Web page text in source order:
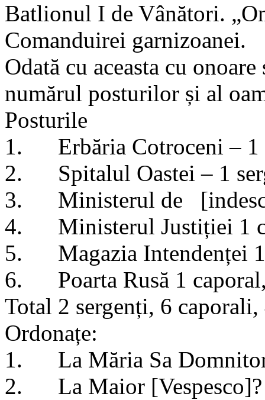
Batlionul I de Vânători.
Comanduirei garnizoanei.
Odată cu aceasta cu
numărul posturilor și al
Posturile
1. Erbăria Cotroceni – 1
2. Spitalul Oastei – 1
3. Ministerul de
4. Ministerul Justiției 1
5. Magazia Intendenței 1
6. Poarta Rusă 1
Total 2 sergenți, 6
Ordonațe:
1. La Măria Sa
2. La Maior [Vespesco]?